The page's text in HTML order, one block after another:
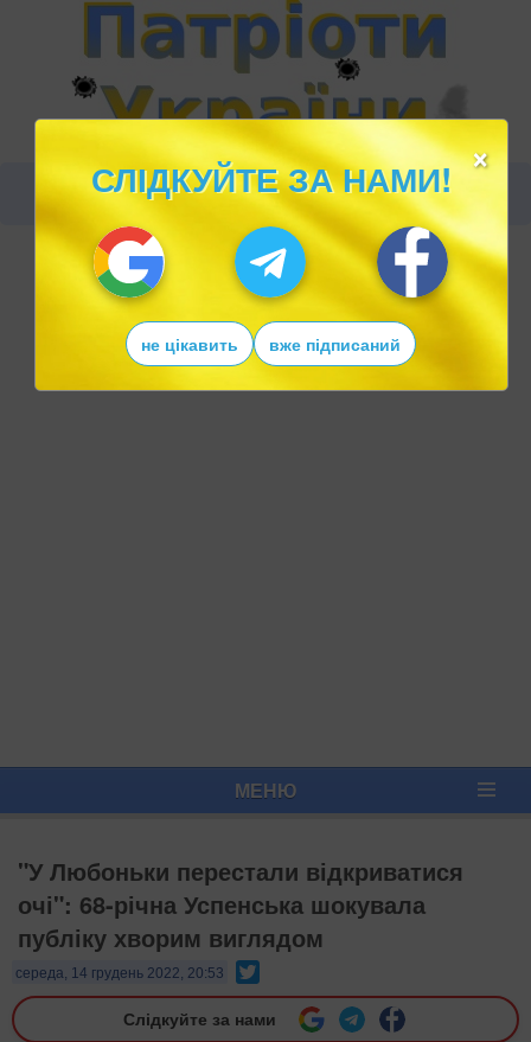
МЕНЮ
"У Любоньки перестали відкриватися
очі": 68-річна Успенська шокувала
публіку хворим виглядом
середа, 14 грудень 2022, 20:53
Слідкуйте за нами
×
СЛІДКУЙТЕ ЗА НАМИ!
не цікавить вже підписаний